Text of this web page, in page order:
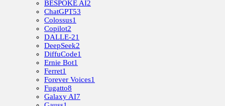
BESPOKE AI2
ChatGPT53
Colossus1
Copilot2
DALLE-21
DeepSeek2
DiffuCode1
Ernie Bot1
Ferret1
Forever Voices1
Fugatto8
Galaxy AI7